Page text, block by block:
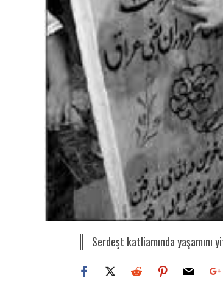
Serdeşt katliamında yaşamını